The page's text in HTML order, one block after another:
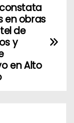
en obras
de
y
en Alto